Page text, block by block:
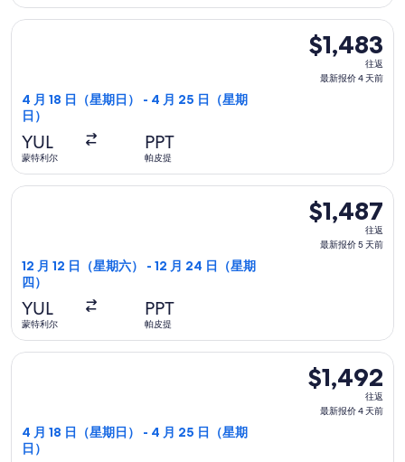
1
前
$1,483
往
返,
4
前
$1,483
往返
最新报价 4 天前
4 月 18 日（星期日） - 4 月 25 日（星期
日）
YUL
蒙特利尔
PPT
帕皮提
选择加拿大航空航班，4 月 18 日（星期日）从蒙特利尔前往
$1,487
往
返,
5
前
$1,487
往返
最新报价 5 天前
12 月 12 日（星期六） - 12 月 24 日（星期
四）
YUL
蒙特利尔
PPT
帕皮提
选择加拿大航空航班，12 月 12 日（星期六）从蒙特利尔前
$1,492
往
返,
$1,492
往返
最新报价 4 天前
4 月 18 日（星期日） - 4 月 25 日（星期
日）
选择加拿大航空航班，4 月 18 日（星期日）从蒙特利尔前往